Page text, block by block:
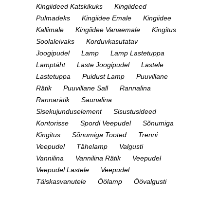
Kingiideed Katskikuks
Kingiideed
Pulmadeks
Kingiidee Emale
Kingiidee
Kallimale
Kingiidee Vanaemale
Kingitus
Soolaleivaks
Korduvkasutatav
Joogipudel
Lamp
Lamp Lastetuppa
Lamptäht
Laste Joogipudel
Lastele
Lastetuppa
Puidust Lamp
Puuvillane
Rätik
Puuvillane Sall
Rannalina
Rannarätik
Saunalina
Sisekujunduselement
Sisustusideed
Kontorisse
Spordi Veepudel
Sõnumiga
Kingitus
Sõnumiga Tooted
Trenni
Veepudel
Tähelamp
Valgusti
Vannilina
Vannilina Rätik
Veepudel
Veepudel Lastele
Veepudel
Täiskasvanutele
Öölamp Öövalgusti